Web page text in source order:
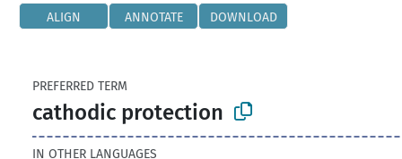
ALIGN ANNOTATE DOWNLOAD
PREFERRED TERM
cathodic protection
IN OTHER LANGUAGES